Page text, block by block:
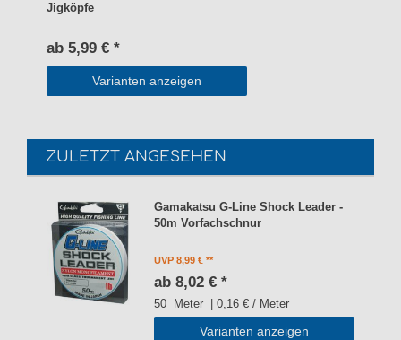
Jigköpfe
ab 5,99 € *
Varianten anzeigen
ZULETZT ANGESEHEN
Gamakatsu G-Line Shock Leader -
50m Vorfachschnur
UVP 8,99 €
ab 8,02 € *
50 Meter | 0,16 € / Meter
Varianten anzeigen